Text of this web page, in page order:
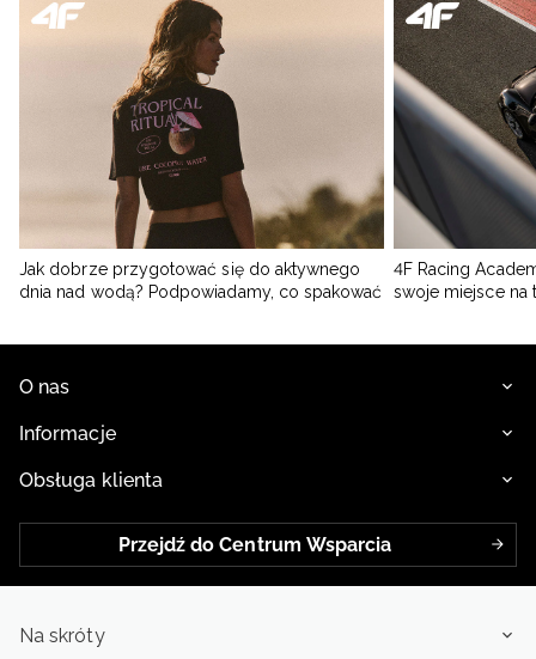
Jak dobrze przygotować się do aktywnego
dnia nad wodą? Podpowiadamy, co spakować
4F Racing
swoje miejsce na
O nas
Informacje
Obsługa klienta
Przejdź do Centrum Wsparcia
Na skróty